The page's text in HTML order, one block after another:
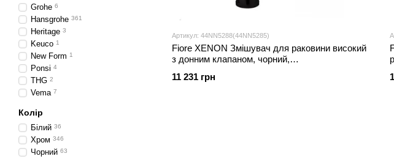
Артикул: 44NN5288(44NN5285)
Fiore XENON Змішувач для раковини високий
з донним клапаном, чорний,
11 231 грн
Grohe 6
Hansgrohe 361
Heritage 3
Keuco 1
New Form 1
Ponsi 4
THG 2
Vema 7
Колір
Білий 36
Хром 346
Чорний 63